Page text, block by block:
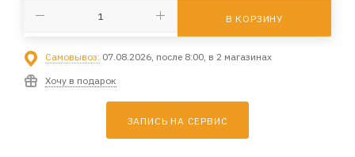
В КОРЗИНУ
Самовывоз: 07.08.2026, после 8:00, в 2 магазинах
Хочу в подарок
ЗАПИСЬ НА СЕРВИС